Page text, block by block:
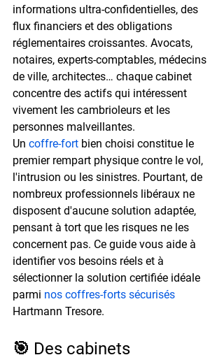
informations ultra-confidentielles, des
flux financiers et des obligations
réglementaires croissantes. Avocats,
notaires, experts-comptables, médecins
de ville, architectes… chaque cabinet
concentre des actifs qui intéressent
vivement les cambrioleurs et les
personnes malveillantes.
Un coffre-fort bien choisi constitue le
premier rempart physique contre le vol,
l'intrusion ou les sinistres. Pourtant, de
nombreux professionnels libéraux ne
disposent d'aucune solution adaptée,
pensant à tort que les risques ne les
concernent pas. Ce guide vous aide à
identifier vos besoins réels et à
sélectionner la solution certifiée idéale
parmi nos coffres-forts sécurisés
Hartmann Tresore.
🎯 Des cabinets